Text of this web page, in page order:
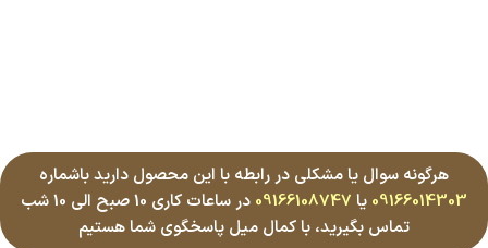
هرگونه سوال یا مشکلی در رابطه با این محصول دارید باشماره
09166014303 یا 09166108747
در ساعات کاری 10 صبح الی 10 شب
تماس بگیرید، با کمال میل پاسخگوی شما هستیم